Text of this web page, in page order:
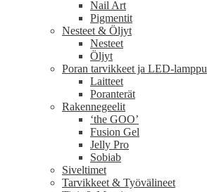
Nail Art
Pigmentit
Nesteet & Öljyt
Nesteet
Öljyt
Poran tarvikkeet ja LED-lamppu
Laitteet
Poranterät
Rakennegeelit
‘the GOO’
Fusion Gel
Jelly Pro
Sobiab
Siveltimet
Tarvikkeet & Työvälineet